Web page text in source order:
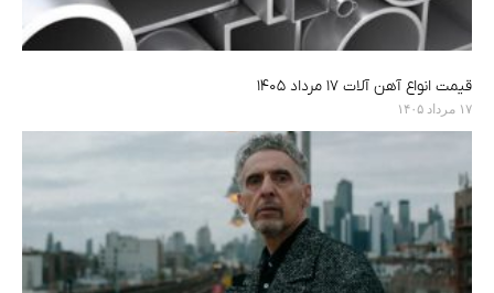
قیمت انواع آهن آلات ۱۷ مرداد ۱۴۰۵
۱۷ مرداد ۱۴۰۵